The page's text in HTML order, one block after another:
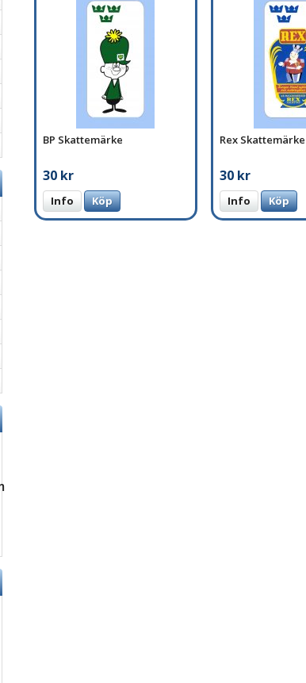
BP Skattemärke
30 kr
Info Köp
Rex Skattemärke
30 kr
Info Köp